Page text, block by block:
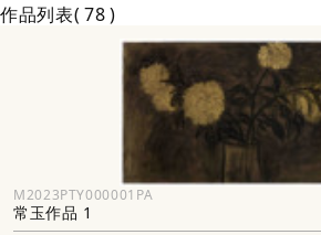
作品列表 78
M2023PTY000001PA
常玉作品 1